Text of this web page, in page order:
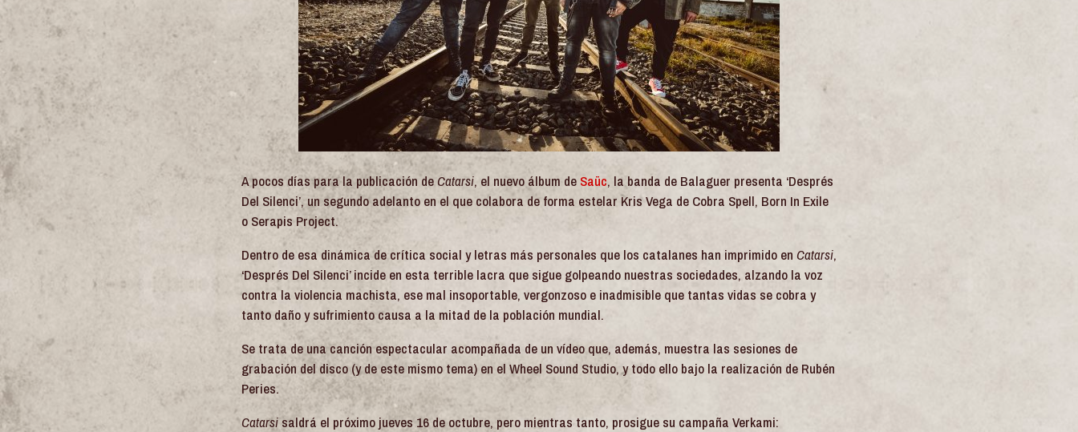
A pocos días para la publicación de Catarsi, el nuevo álbum de Saüc, la banda de Balaguer presenta ‘Després
Del Silenci’, un segundo adelanto en el que colabora de forma estelar Kris Vega de Cobra Spell, Born In Exile
o Serapis Project.
Dentro de esa dinámica de crítica social y letras más personales que los catalanes han imprimido en Catarsi,
‘Després Del Silenci’ incide en esta terrible lacra que sigue golpeando nuestras sociedades, alzando la voz
contra la violencia machista, ese mal insoportable, vergonzoso e inadmisible que tantas vidas se cobra y
tanto daño y sufrimiento causa a la mitad de la población mundial.
Se trata de una canción espectacular acompañada de un vídeo que, además, muestra las sesiones de
grabación del disco (y de este mismo tema) en el Wheel Sound Studio, y todo ello bajo la realización de Rubén
Peries.
Catarsisaldrá el próximo jueves 16 de octubre, pero mientras tanto, prosigue su campaña Verkami: